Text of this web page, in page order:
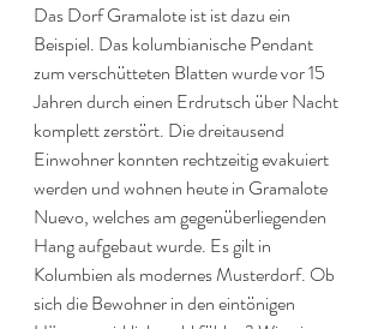
Das Dorf Gramalote ist ist dazu ein
Beispiel. Das kolumbianische Pendant
zum verschütteten Blatten wurde vor 15
Jahren durch einen Erdrutsch über Nacht
komplett zerstört. Die dreitausend
Einwohner konnten rechtzeitig evakuiert
werden und wohnen heute in Gramalote
Nuevo, welches am gegenüberliegenden
Hang aufgebaut wurde. Es gilt in
Kolumbien als modernes Musterdorf. Ob
sich die Bewohner in den eintönigen